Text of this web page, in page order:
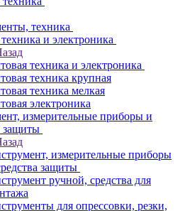
техника
и электроника
техника и электроника
техника крупная
техника мелкая
электроника
измерительные приборы и
защиты
измерительные приборы
защиты
ручной, средства для
для опрессовки, резки,